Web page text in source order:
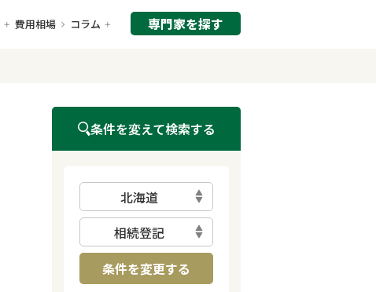
費用相場 コラム 専門家を探す
条件を変えて検索する
北海道
相続登記
条件を変更する